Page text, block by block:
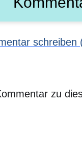
schreiben
zu